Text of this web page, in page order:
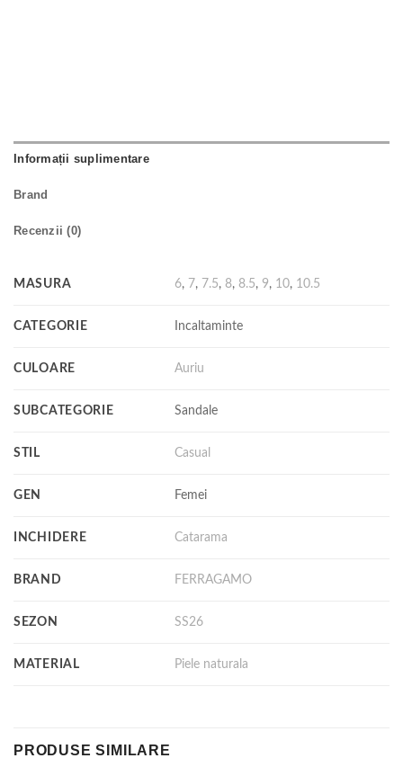
Informații suplimentare
Brand
Recenzii (0)
MASURA 6, 7, 7.5, 8, 8.5, 9, 10, 10.5
CATEGORIE Incaltaminte
CULOARE Auriu
SUBCATEGORIE Sandale
STIL Casual
GEN Femei
INCHIDERE Catarama
BRAND FERRAGAMO
SEZON SS26
MATERIAL Piele naturala
PRODUSE SIMILARE